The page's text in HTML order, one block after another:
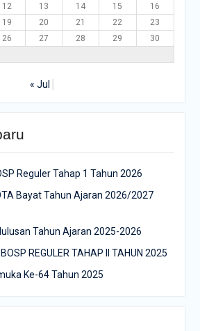
12 13 14 15
16
19 20 21 22
23
26 27 28 29
30
« Jul
Reguler Tahap 1 Tahun 2026
Bayat Tahun Ajaran 2026/2027
Tahun Ajaran 2025-2026
REGULER TAHAP II TAHUN 2025
Ke-64 Tahun 2025